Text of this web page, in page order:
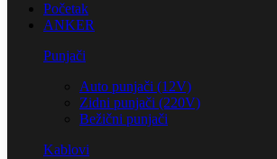
Početak
ANKER
Punjači
Auto punjači (12V)
Zidni punjači (220V)
Bežični punjači
Kablovi